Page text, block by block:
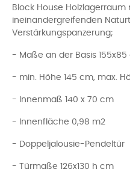
Block House Holzlagerraum
ineinandergreifenden
Verstärkungspanzerung;
- Maße an der Basis 155x85
- min. Höhe 145 cm, max.
- Innenmaß 140 x 70 cm
- Innenfläche 0,98 m2
- Doppeljalousie-Pendeltür
- Türmaße 126x130 h cm